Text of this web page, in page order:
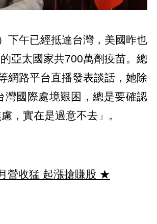
下午已經抵達台灣，美國昨也
亞太國家共700萬劑疫苗。總
網路平台直播發表談話，她除
國際處境艱困，總是要確認
，實在是過意不去」。
營收猛 起漲搶賺股 ★